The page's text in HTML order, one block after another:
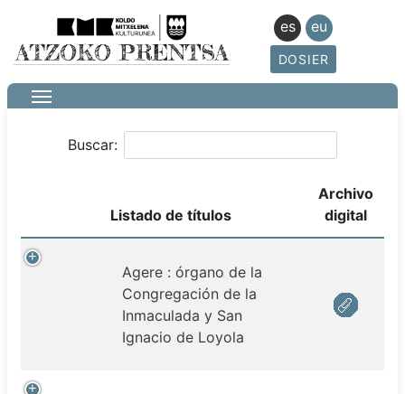
es eu
DOSIER
Buscar:
Listado de títulos
Archivo
digital
Agere : órgano de la
Congregación de la
Inmaculada y San
Ignacio de Loyola